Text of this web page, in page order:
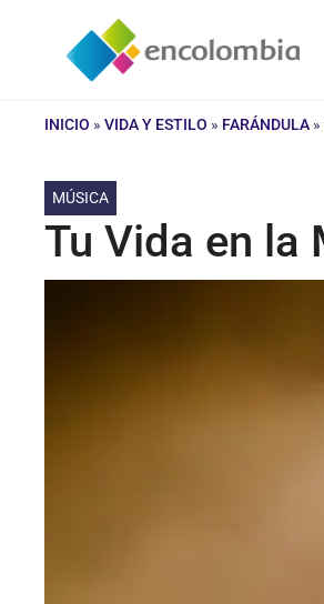
contenido
INICIO » VIDA Y ESTILO » FARÁNDULA »
MÚSICA
Tu Vida en la